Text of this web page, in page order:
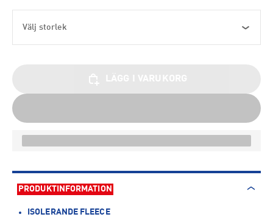
Välj storlek
PRODUKTINFORMATION
ISOLERANDE FLEECE